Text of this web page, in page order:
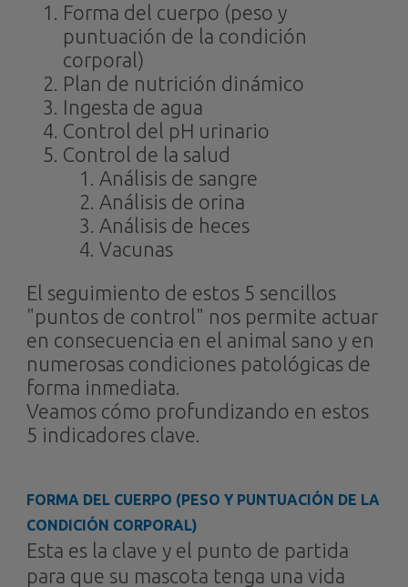
Forma del cuerpo (peso y
puntuación de la condición
corporal)
Plan de nutrición dinámico
Ingesta de agua
Control del pH urinario
Control de la salud
Análisis de sangre
Análisis de orina
Análisis de heces
Vacunas
El seguimiento de estos 5 sencillos
"puntos de control" nos permite actuar
en consecuencia en el animal sano y en
numerosas condiciones patológicas de
forma inmediata.
Veamos cómo profundizando en estos
5 indicadores clave.
FORMA DEL CUERPO (PESO Y PUNTUACIÓN DE LA
CONDICIÓN CORPORAL)
Esta es la clave y el punto de partida
para que su mascota tenga una vida